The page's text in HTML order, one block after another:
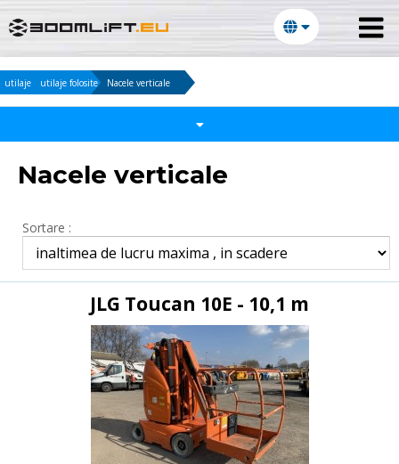
utilaje utilaje folosite Nacele verticale
Nacele verticale
Sortare :
JLG Toucan 10E - 10,1 m